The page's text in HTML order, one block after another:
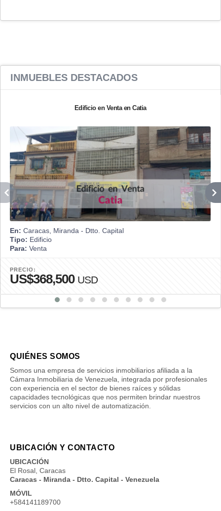
INMUEBLES DESTACADOS
Edificio en Venta en Catia
En: Caracas, Miranda - Dtto. Capital
Tipo: Edificio
Para: Venta
PRECIO:
US$368,500 USD
QUIÉNES SOMOS
Somos una empresa de servicios inmobiliarios afiliada a la
Cámara Inmobiliaria de Venezuela, integrada por profesionales
con experiencia en el sector de bienes raíces y sólidas
capacidades tecnológicas que nos permiten brindar nuestros
servicios con un alto nivel de automatización.
UBICACIÓN Y CONTACTO
UBICACIÓN
El Rosal, Caracas
Caracas - Miranda - Dtto. Capital - Venezuela
MÓVIL
+584141189700